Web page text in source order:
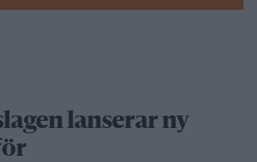
lanserar ny